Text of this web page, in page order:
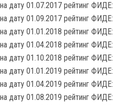
на дату 01.07.2017 рейтинг ФИДЕ:
на дату 01.09.2017 рейтинг ФИДЕ:
на дату 01.01.2018 рейтинг ФИДЕ:
на дату 01.04.2018 рейтинг ФИДЕ:
на дату 01.10.2018 рейтинг ФИДЕ:
на дату 01.01.2019 рейтинг ФИДЕ:
на дату 01.04.2019 рейтинг ФИДЕ:
на дату 01.08.2019 рейтинг ФИДЕ: